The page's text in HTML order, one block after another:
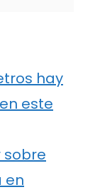
hay
este
sobre
en